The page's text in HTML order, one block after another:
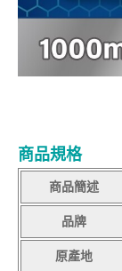
商品規格
商品簡述
品牌
原產地